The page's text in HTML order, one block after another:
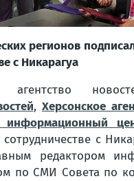
регионов
с Никарагуа
агентство
, Херсонское
информационный
с
редактором
по СМИ Совета по